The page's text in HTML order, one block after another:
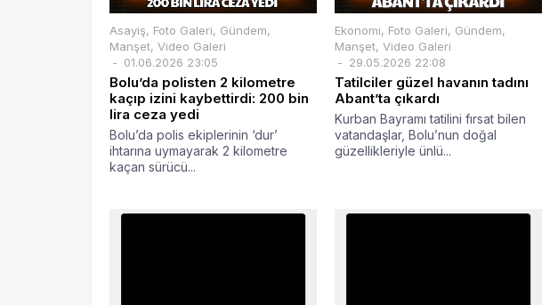
Asayiş, Foto Galeri, Gündem,
Manşet, Video Galeri
01.06.2026 23:05
Bolu’da polisten 2 kilometre
kaçıp izini kaybettirdi: 200 bin
lira ceza yedi
Bolu’da polis ekiplerinin ‘dur’
ihtarına uymayarak 2 kilometre
kaçan sürücü...
Ekonomi, Foto Galeri, Gündem,
Manşet, Video Galeri
29.05.2026 22:08
Tatilciler güzel havanın tadını
Abant’ta çıkardı
Kurban Bayramı tatilini fırsat bilen
vatandaşlar, Bolu’nun doğal
güzellikleriyle ünlü...